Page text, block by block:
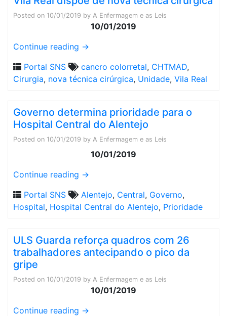
Posted on 10/01/2019 by A Enfermagem e as Leis
10/01/2019
Continue reading →
Portal SNS
cancro colorretal, CHTMAD,
Cirurgia, nova técnica cirúrgica, Unidade, Vila Real
Governo determina prioridade para o
Hospital Central do Alentejo
Posted on 10/01/2019 by A Enfermagem e as Leis
10/01/2019
Continue reading →
Portal SNS
Alentejo, Central, Governo,
Hospital, Hospital Central do Alentejo, Prioridade
ULS Guarda reforça quadros com 26
trabalhadores antecipando o pico da
gripe
Posted on 10/01/2019 by A Enfermagem e as Leis
10/01/2019
Continue reading →